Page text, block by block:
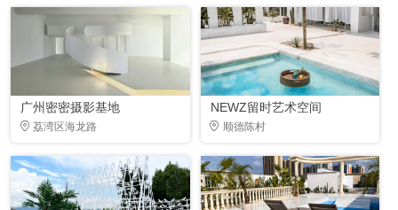
广州密密摄影基地
荔湾区海龙路
NEWZ留时艺术空间
顺德陈村